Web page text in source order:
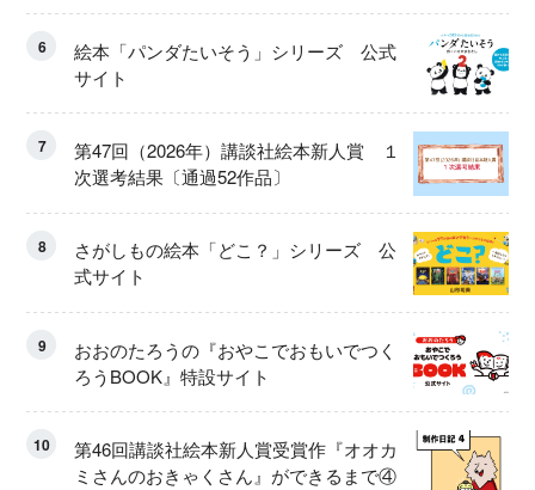
6
絵本「パンダたいそう」シリーズ 公式
サイト
7
第47回（2026年）講談社絵本新人賞 １
次選考結果〔通過52作品〕
8
さがしもの絵本「どこ？」シリーズ 公
式サイト
9
おおのたろうの『おやこでおもいでつく
ろうBOOK』特設サイト
10
第46回講談社絵本新人賞受賞作『オオカ
ミさんのおきゃくさん』ができるまで④